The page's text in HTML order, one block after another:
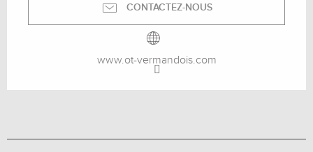
CONTACTEZ-NOUS
www.ot-vermandois.com